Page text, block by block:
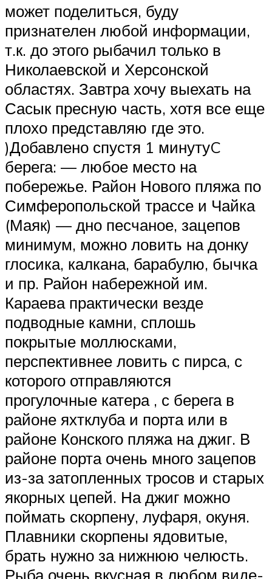
может поделиться, буду
признателен любой информации,
т.к. до этого рыбачил только в
Николаевской и Херсонской
областях. Завтра хочу выехать на
Сасык пресную часть, хотя все еще
плохо представляю где это.
)Добавлено спустя 1 минутуC
берега: — любое место на
побережье. Район Нового пляжа по
Симферопольской трассе и Чайка
(Маяк) — дно песчаное, зацепов
минимум, можно ловить на донку
глосика, калкана, барабулю, бычка
и пр. Район набережной им.
Караева практически везде
подводные камни, сплошь
покрытые моллюсками,
перспективнее ловить с пирса, с
которого отправляются
прогулочные катера , с берега в
районе яхтклуба и порта или в
районе Конского пляжа на джиг. В
районе порта очень много зацепов
из-за затопленных тросов и старых
якорных цепей. На джиг можно
поймать скорпену, луфаря, окуня.
Плавники скорпены ядовитые,
брать нужно за нижнюю челюсть.
Рыба очень вкусная в любом виде-